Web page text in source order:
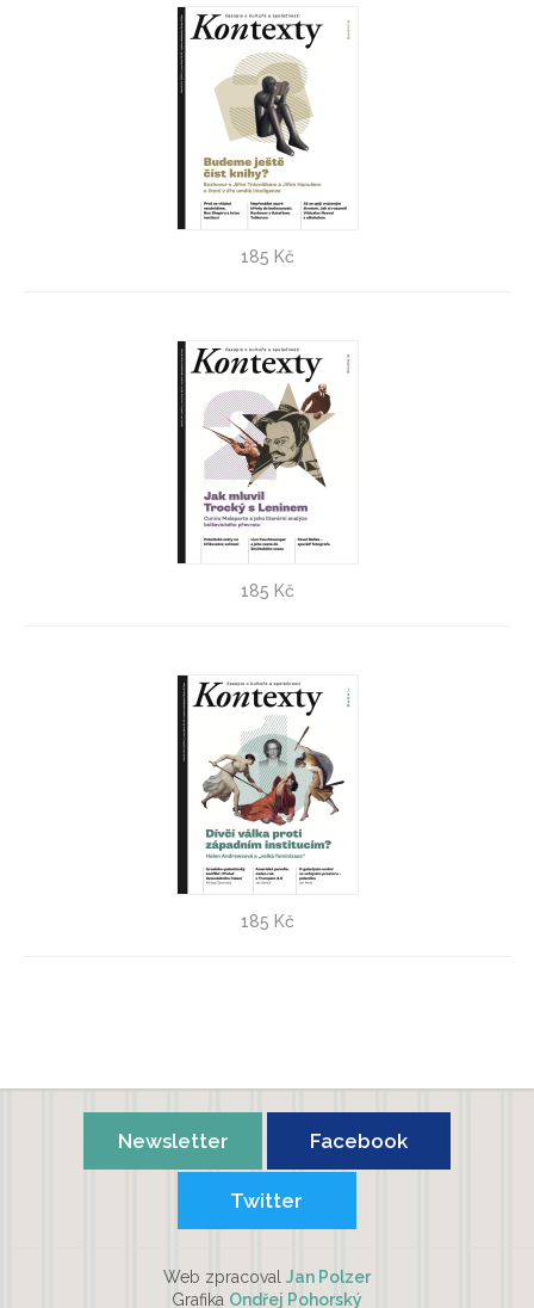
Kontexty 3/2026
185 Kč
Kontexty 2/2026
185 Kč
Kontexty 1/2026
185 Kč
Newsletter Facebook
Twitter
Web zpracoval Jan Polzer
Grafika Ondřej Pohorský